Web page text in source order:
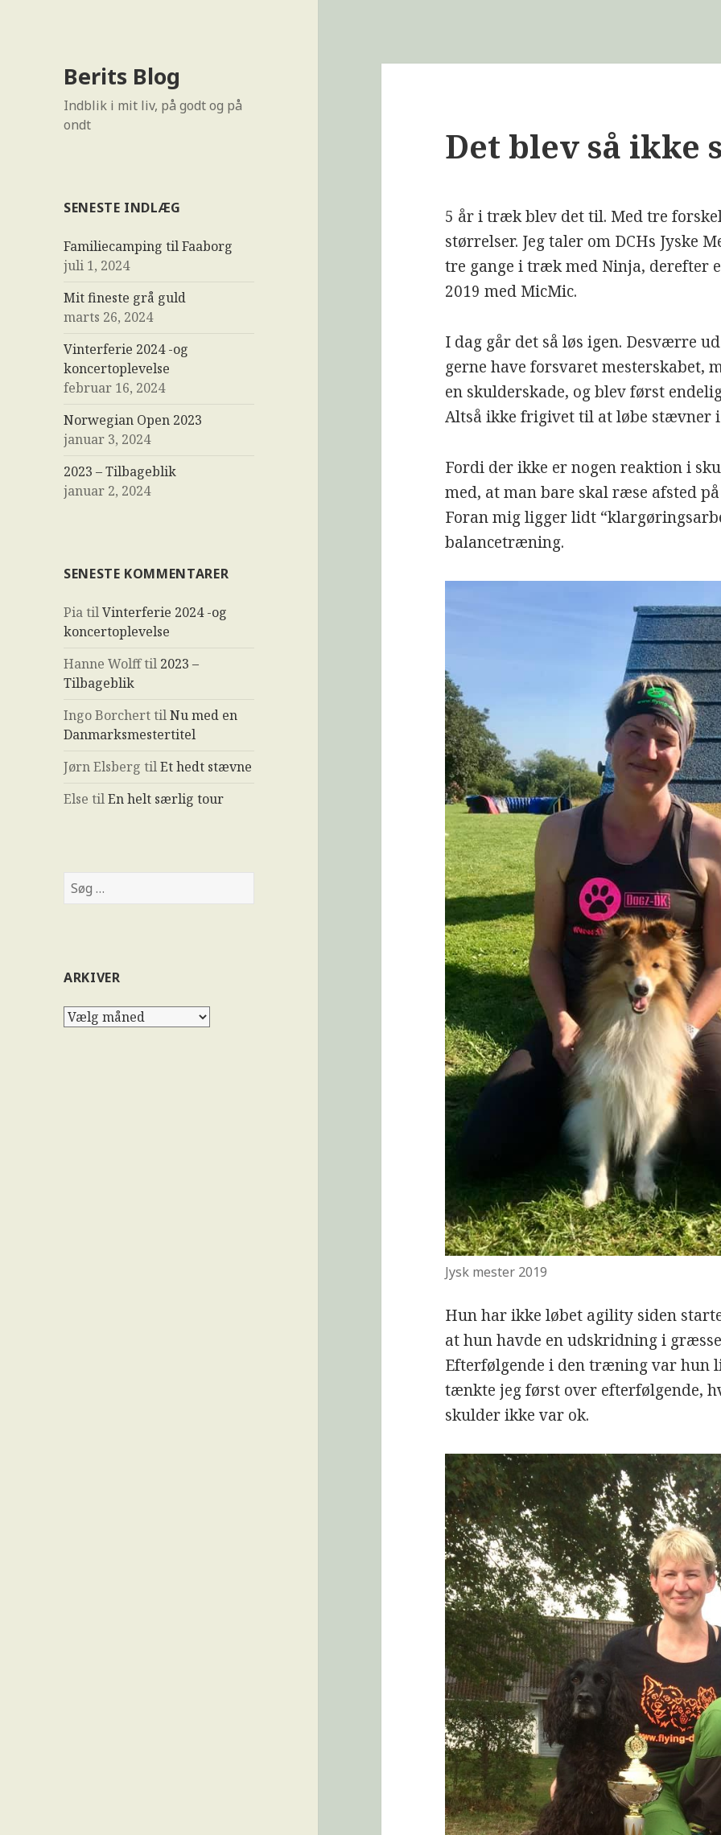
Berits Blog
Indblik i mit liv, på godt og på
ondt
SENESTE INDLÆG
Familiecamping til Faaborg
juli 1, 2024
Mit fineste grå guld
marts 26, 2024
Vinterferie 2024 -og
koncertoplevelse
februar 16, 2024
Norwegian Open 2023
januar 3, 2024
2023 – Tilbageblik
januar 2, 2024
SENESTE KOMMENTARER
PiatilVinterferie 2024 -og
koncertoplevelse
Hanne Wolfftil 2023 –
Tilbageblik
Ingo BorcherttilNu med en
Danmarksmestertitel
Jørn Elsberg tilEt hedt stævne
Else tilEn helt særlig tour
ARKIVER
Det blev så ikke
5 år i træk blev det til. Med tre
størrelser. Jeg taler om DCHs Jyske
tre gange i træk med Ninja, derefter
2019 med MicMic.
I dag går det så løs igen. Desværre
gerne have forsvaret mesterskabet,
en skulderskade, og blev først
Altså ikke frigivet til at løbe stævner
Fordi der ikke er nogen reaktion i
med, at man bare skal ræse afsted
Foran mig ligger lidt
balancetræning.
Jysk mester 2019
Hun har ikke løbet agility siden
at hun havde en udskridning i
Efterfølgende i den træning var hun
tænkte jeg først over efterfølgende,
skulder ikke var ok.